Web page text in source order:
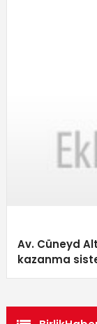
Av. Cüneyd
kazanma